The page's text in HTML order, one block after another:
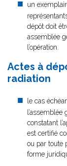
un
dépôt doit
assemblée
l’opération.
Actes à
radiation
le cas
constatant
est certifié
ou par toute
forme